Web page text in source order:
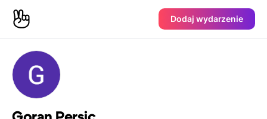
Dodaj wydarzenie